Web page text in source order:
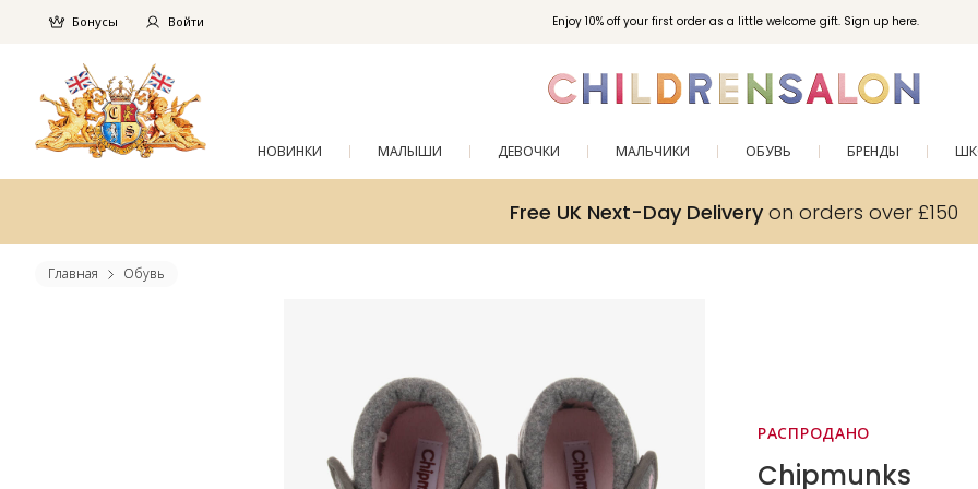
Enjoy 10% off your first order as a little welcome gift. Sign up here.
Бонусы Войти
НОВИНКИ МАЛЫШИ ДЕВОЧКИ МАЛЬЧИКИ ОБУВЬ БРЕНДЫ
Free UK Next-Day Deliveryon orders over £150
Главная Обувь
РАСПРОДАНО
Chipmunks